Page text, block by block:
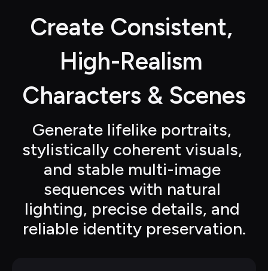
Create Consistent,
High-Realism
Characters & Scenes
Generate lifelike portraits,
stylistically coherent visuals,
and stable multi-image
sequences with natural
lighting, precise details, and
reliable identity preservation.